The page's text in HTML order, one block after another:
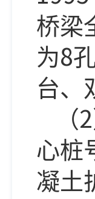
桥梁
为8
台、
（2
心桩
凝土